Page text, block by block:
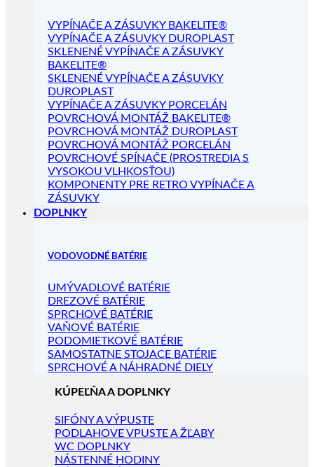
VYPÍNAČE A ZÁSUVKY BAKELITE®
VYPÍNAČE A ZÁSUVKY DUROPLAST
SKLENENÉ VYPÍNAČE A ZÁSUVKY
BAKELITE®
SKLENENÉ VYPÍNAČE A ZÁSUVKY
DUROPLAST
VYPÍNAČE A ZÁSUVKY PORCELÁN
POVRCHOVÁ MONTÁŽ BAKELITE®
POVRCHOVÁ MONTÁŽ DUROPLAST
POVRCHOVÁ MONTÁŽ PORCELÁN
POVRCHOVÉ SPÍNAČE (PROSTREDIA S
VYSOKOU VLHKOSŤOU)
KOMPONENTY PRE RETRO VYPÍNAČE A
ZÁSUVKY
DOPLNKY
VODOVODNÉ BATÉRIE
UMÝVADLOVÉ BATÉRIE
DREZOVÉ BATÉRIE
SPRCHOVÉ BATÉRIE
VAŇOVÉ BATÉRIE
PODOMIETKOVÉ BATÉRIE
SAMOSTATNE STOJACE BATÉRIE
SPRCHOVÉ A NÁHRADNÉ DIELY
KÚPEĽŇA A DOPLNKY
SIFÓNY A VÝPUSTE
PODLAHOVE VPUSTE A ŽĽABY
WC DOPLNKY
NÁSTENNÉ HODINY